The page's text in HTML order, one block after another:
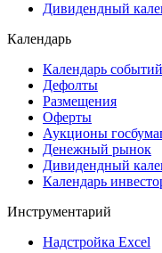
Дивидендный
Календарь
Календарь событий
Дефолты
Размещения
Оферты
Аукционы госбумаг
Денежный рынок
Календарь